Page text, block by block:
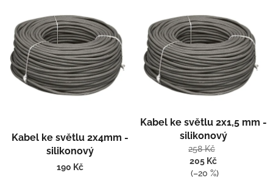
Kabel ke světlu 2x4mm -
silikonový
190 Kč
Kabel ke světlu 2x1,5 mm -
silikonový
258 Kč
205 Kč
(–20 %)